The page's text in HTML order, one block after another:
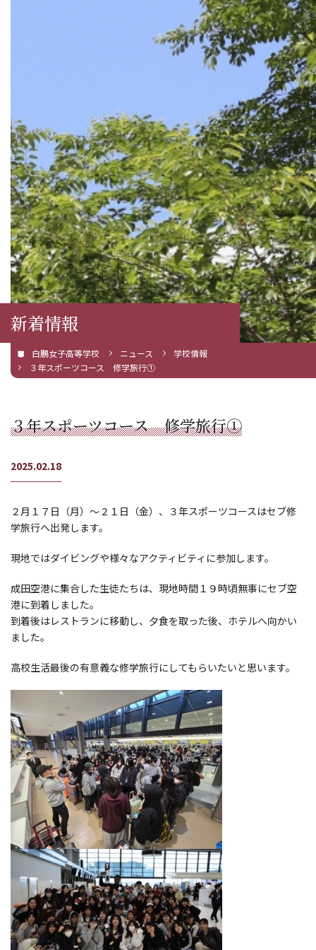
新着情報
白鵬女子高等学校 ニュース
学校情報
３年スポーツコース 修学旅行①
３年スポーツコース 修学旅行①
2025.02.18
２月１７日（月）～２１日（金）、３年スポーツコースはセブ修
学旅行へ出発します。
現地ではダイビングや様々なアクティビティに参加します。
成田空港に集合した生徒たちは、現地時間１９時頃無事にセブ空
港に到着しました。
到着後はレストランに移動し、夕食を取った後、ホテルへ向かい
ました。
高校生活最後の有意義な修学旅行にしてもらいたいと思います。